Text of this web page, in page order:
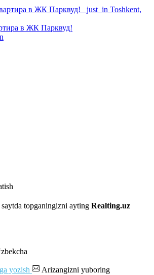
в ЖК Парквуд!
topganingizni ayting Realting.uz
yozish
Arizangizni yuboring